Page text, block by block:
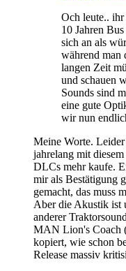
Och leute..
10 Jahren
sich an als
während man
langen Zeit
und schauen
Sounds sind
eine gute
wir nun
Meine Worte.
jahrelang mit
DLCs mehr kaufe.
mir als Bestätigung
gemacht, das muss
Aber die Akustik ist
anderer
MAN Lion's Coach
kopiert, wie schon
Release massiv